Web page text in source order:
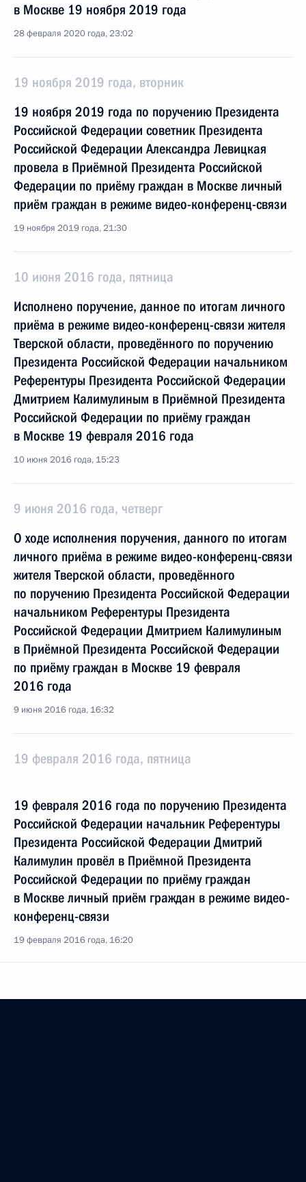
в Москве 19 ноября 2019 года
28 февраля 2020 года, 23:02
19 ноября 2019 года, вторник
19 ноября 2019 года по поручению Президента
Российской Федерации советник Президента
Российской Федерации Александра Левицкая
провела в Приёмной Президента Российской
Федерации по приёму граждан в Москве личный
приём граждан в режиме видео-конференц-связи
19 ноября 2019 года, 21:30
10 июня 2016 года, пятница
Исполнено поручение, данное по итогам личного
приёма в режиме видео-конференц-связи жителя
Тверской области, проведённого по поручению
Президента Российской Федерации начальником
Референтуры Президента Российской Федерации
Дмитрием Калимулиным в Приёмной Президента
Российской Федерации по приёму граждан
в Москве 19 февраля 2016 года
10 июня 2016 года, 15:23
9 июня 2016 года, четверг
О ходе исполнения поручения, данного по итогам
личного приёма в режиме видео-конференц-связи
жителя Тверской области, проведённого
по поручению Президента Российской Федерации
начальником Референтуры Президента
Российской Федерации Дмитрием Калимулиным
в Приёмной Президента Российской Федерации
по приёму граждан в Москве 19 февраля
2016 года
9 июня 2016 года, 16:32
19 февраля 2016 года, пятница
19 февраля 2016 года по поручению Президента
Российской Федерации начальник Референтуры
Президента Российской Федерации Дмитрий
Калимулин провёл в Приёмной Президента
Российской Федерации по приёму граждан
в Москве личный приём граждан в режиме видео-
конференц-связи
19 февраля 2016 года, 16:20